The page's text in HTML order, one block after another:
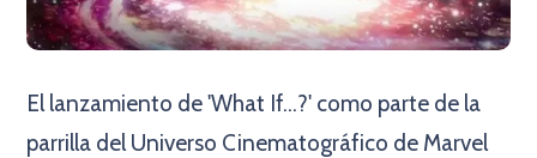
El lanzamiento de 'What If...?' como parte de la
parrilla del Universo Cinematográfico de Marvel